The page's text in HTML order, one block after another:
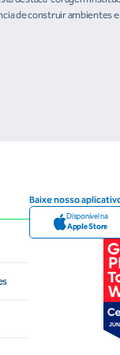
de construir ambientes
Baixe nosso
Disponível na
Apple Store